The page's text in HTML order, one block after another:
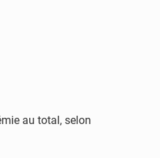
au total, selon